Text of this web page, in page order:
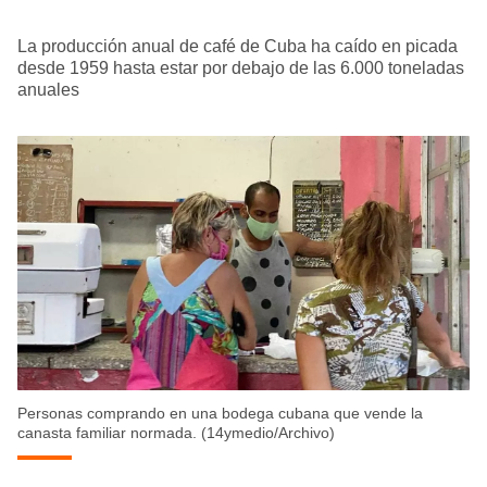
La producción anual de café de Cuba ha caído en picada
desde 1959 hasta estar por debajo de las 6.000 toneladas
anuales
Personas comprando en una bodega cubana que vende la
canasta familiar normada. (14ymedio/Archivo)